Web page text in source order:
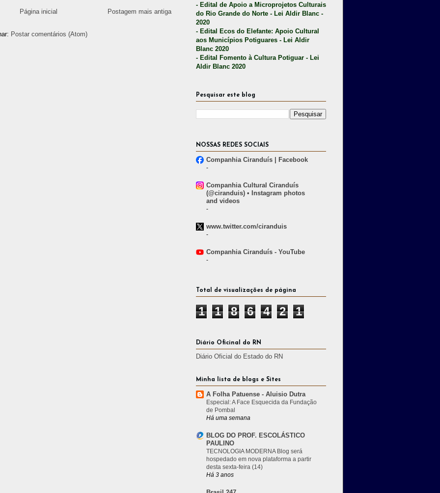
Postagem mais antiga
Página inicial
Postar comentários (Atom)
- Edital de Apoio a Microprojetos Culturais
do Rio Grande do Norte - Lei Aldir Blanc -
2020
- Edital Ecos do Elefante: Apoio Cultural
aos Municípios Potiguares - Lei Aldir
Blanc 2020
- Edital Fomento à Cultura Potiguar - Lei
Aldir Blanc 2020
Pesquisar este blog
NOSSAS REDES SOCIAIS
Companhia Ciranduís | Facebook
-
Companhia Cultural Ciranduís
(@ciranduis) • Instagram photos
and videos
-
www.twitter.com/ciranduis
-
Companhia Ciranduís - YouTube
-
Total de visualizações de página
1 1 8 6 4 2 1
Diário Oficinal do RN
Diário Oficial do Estado do RN
Minha lista de blogs e Sites
A Folha Patuense - Aluisio Dutra
Especial: A Face Esquecida da Fundação
de Pombal
Há uma semana
BLOG DO PROF. ESCOLÁSTICO
PAULINO
TECNOLOGIA MODERNA Blog será
hospedado em nova plataforma a partir
desta sexta-feira (14)
Há 3 anos